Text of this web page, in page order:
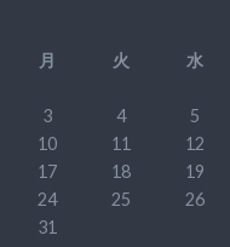
月
火 水
3
4 5
10
11 12
17
18 19
24
25 26
31